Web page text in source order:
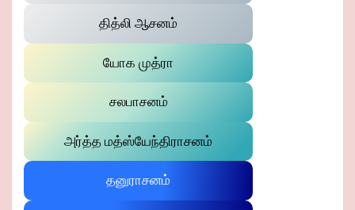
தித்லி ஆசனம்
யோக முத்ரா
சலபாசனம்
அர்த்த மத்ஸ்யேந்திராசனம்
தனுராசனம்